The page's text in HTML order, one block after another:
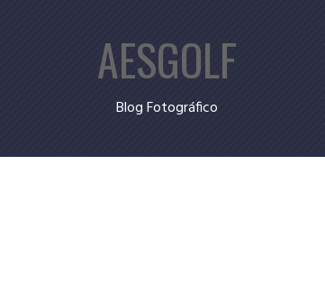
AESGOLF
Blog Fotográfico